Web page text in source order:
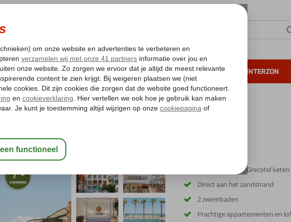
2026 ZONVAKANTIE VERRE REIZEN ALL INCLUSIVE WINTERZON
Gratis annuleren*
House
Van de bekende Grecotel keten
Direct aan het zandstrand
2 zwembaden
Prachtige appartementen en